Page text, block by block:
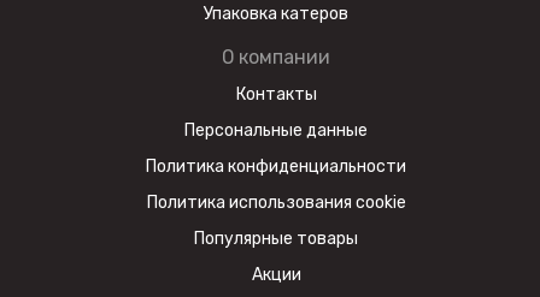
Упаковка катеров
О компании
Контакты
Персональные данные
Политика конфиденциальности
Политика использования cookie
Популярные товары
Акции